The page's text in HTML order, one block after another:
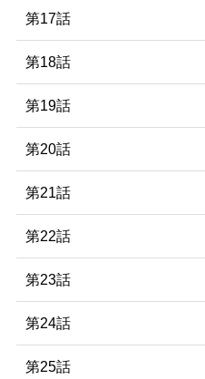
第17話
第18話
第19話
第20話
第21話
第22話
第23話
第24話
第25話